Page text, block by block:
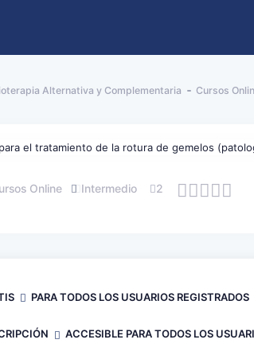
Alternativa y Complementaria Cursos
Online Intermedio 2
PARA TODOS LOS USUARIOS REGISTRADOS
ACCESIBLE PARA TODOS LOS